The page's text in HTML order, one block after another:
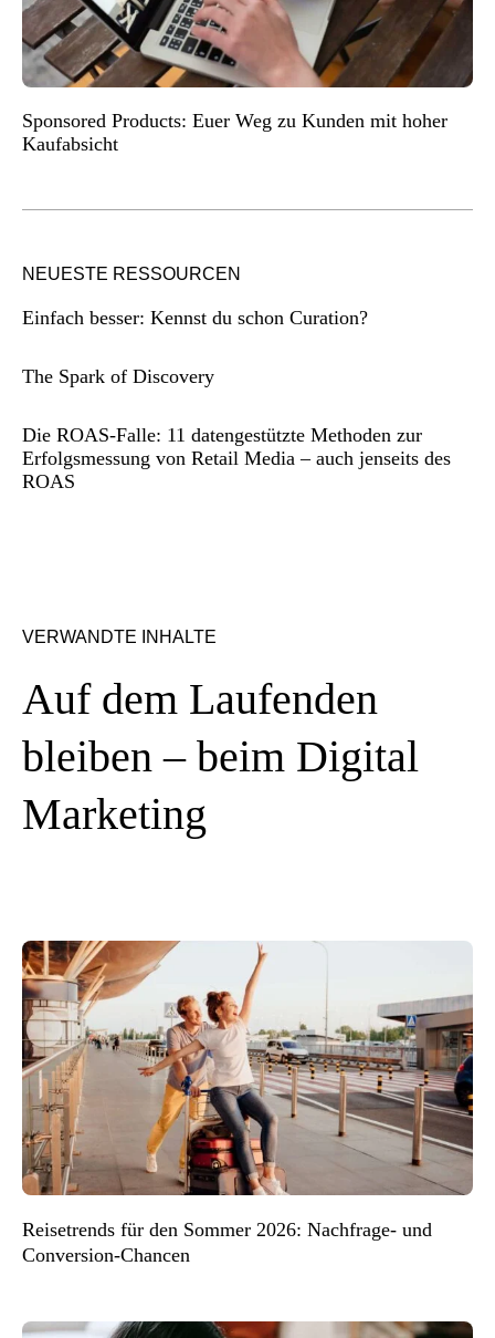
Sponsored Products: Euer Weg zu Kunden mit hoher
Kaufabsicht
NEUESTE RESSOURCEN
Einfach besser: Kennst du schon Curation?
The Spark of Discovery
Die ROAS-Falle: 11 datengestützte Methoden zur
Erfolgsmessung von Retail Media – auch jenseits des
ROAS
VERWANDTE INHALTE
Auf dem Laufenden
bleiben – beim Digital
Marketing
Reisetrends für den Sommer 2026: Nachfrage- und
Conversion-Chancen